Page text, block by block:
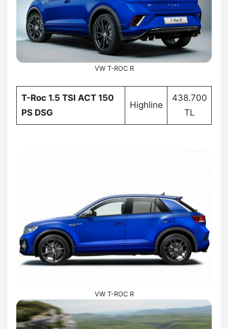
VW T-ROC R
T-Roc 1.5 TSI ACT 150
PS DSG
Highline
438.700
TL
VW T-ROC R